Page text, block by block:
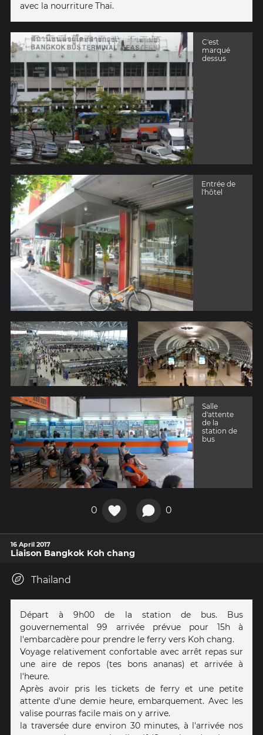
avec la nourriture Thaï.
C'est
marqué
dessus
Entrée de
l'hôtel
Salle
d'attente
de la
station de
bus
0 0
16 April 2017
Liaison Bangkok Koh chang
Thailand
Départ à 9h00 de la station de bus. Bus
gouvernemental 99 arrivée prévue pour 15h à
l'embarcadère pour prendre le ferry vers Koh chang.
Voyage relativement confortable avec arrêt repas sur
une aire de repos (tes bons ananas) et arrivée à
l'heure.
Après avoir pris les tickets de ferry et une petite
attente d'une demie heure, embarquement. Avec les
valise pourras facile mais on y arrive.
la traversée dure environ 30 minutes, à l'arrivée nos